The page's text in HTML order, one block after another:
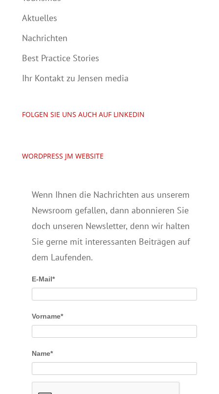
Aktuelles
Nachrichten
Best Practice Stories
Ihr Kontakt zu Jensen media
FOLGEN SIE UNS AUCH AUF LINKEDIN
WORDPRESS JM WEBSITE
Wenn Ihnen die Nachrichten aus unserem
Newsroom gefallen, dann abonnieren Sie
doch unseren Newsletter, denn wir halten
Sie gerne mit interessanten Beiträgen auf
dem Laufenden.
E-Mail*
Vorname*
Name*